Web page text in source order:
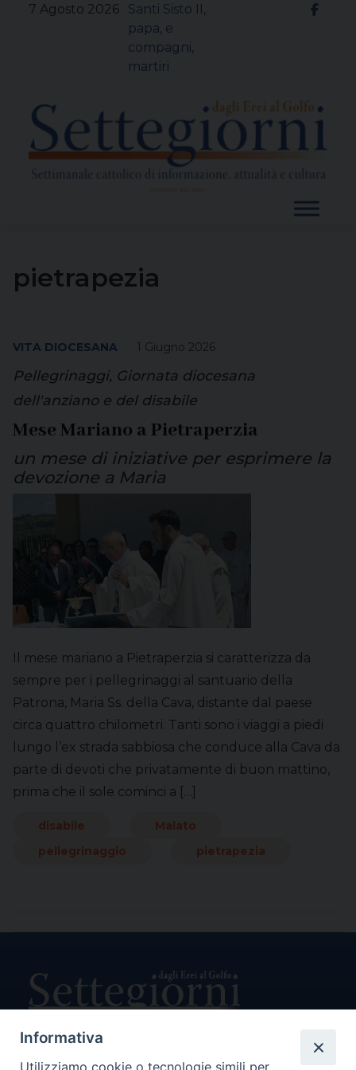
7 Agosto 2026
Santi Sisto II,
papa, e
compagni,
martiri
pietrapezia
1 Giugno 2026
VITA DIOCESANA
Pellegrinaggi, Giornata diocesana
dell'anziano e del disabile
Mese Mariano a Pietraperzia
un mese di iniziative per esprimere la
devozione a Maria
Il mese mariano a Pietraperzia si caratterizza da
sempre per i pellegrinaggi al santuario della
Patrona, Maria Ss. della Cava, distante dal paese
circa quattro chilometri. Tanti sono i viaggi a piedi
lungo l’ex strada sabbiosa che conduce alla Cava da
parte di devoti che privatamente di buon mattino,
prima che il sole cominci a […]
disabile
Malato
pellegrinaggio
pietrapezia
Informativa